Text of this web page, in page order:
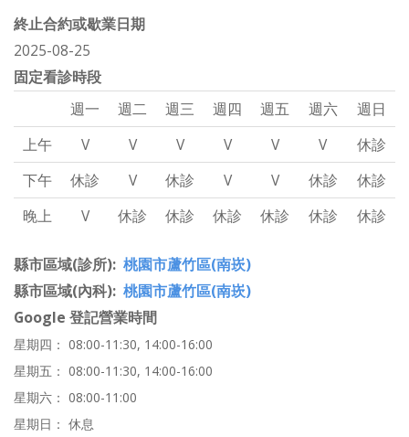
終止合約或歇業日期
2025-08-25
固定看診時段
週一
週二 週三 週四 週五 週六
週日
上午
V V V V V V
休診
下午
休診 V 休診 V V 休診
休診
晚上
V 休診 休診 休診 休診 休診 休診
縣市區域(診所) 桃園市蘆竹區(南崁)
縣市區域(內科) 桃園市蘆竹區(南崁)
Google 登記營業時間
星期四： 08:00-11:30, 14:00-16:00
星期五： 08:00-11:30, 14:00-16:00
星期六： 08:00-11:00
星期日： 休息